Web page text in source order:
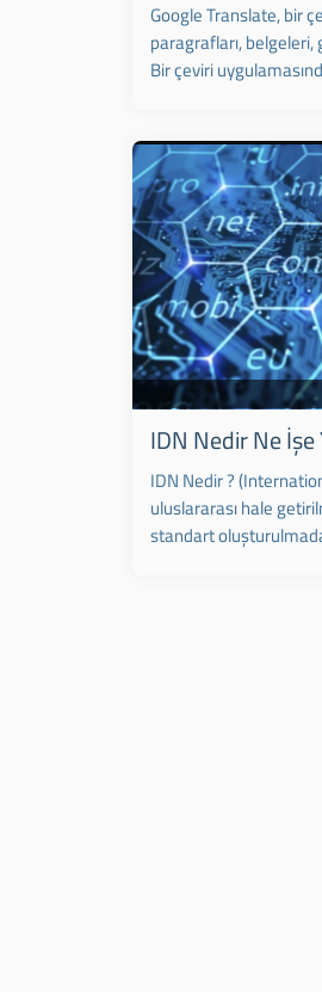
Google Translate, bir
paragrafları,
Bir çeviri
IDN Nedir Ne İşe
IDN Nedir ?
uluslararası hale
standart